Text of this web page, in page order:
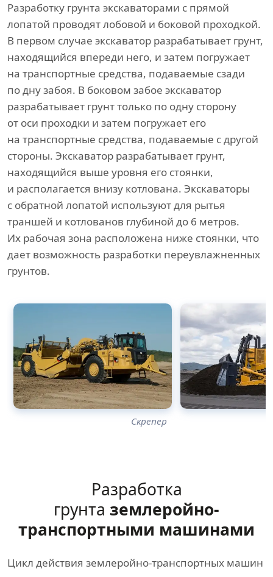
Разработку грунта экскаваторами с прямой
лопатой проводят лобовой и боковой проходкой.
В первом случае экскаватор разрабатывает грунт,
находящийся впереди него, и затем погружает
на транспортные средства, подаваемые сзади
по дну забоя. В боковом забое экскаватор
разрабатывает грунт только по одну сторону
от оси проходки и затем погружает его
на транспортные средства, подаваемые с другой
стороны. Экскаватор разрабатывает грунт,
находящийся выше уровня его стоянки,
и располагается внизу котлована. Экскаваторы
с обратной лопатой используют для рытья
траншей и котлованов глубиной до 6 метров.
Их рабочая зона расположена ниже стоянки, что
дает возможность разработки переувлажненных
грунтов.
Скрепер
Разработка
грунта землеройно-
транспортными машинами
Цикл действия землеройно-транспортных машин